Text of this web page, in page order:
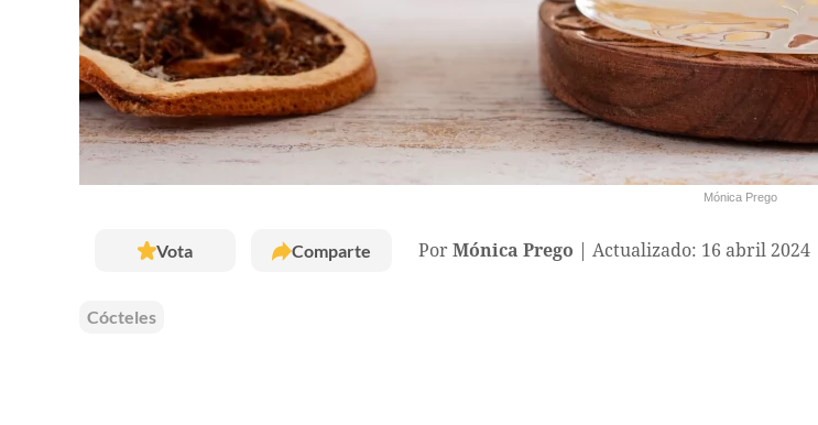
Mónica Prego
Vota Comparte Por Mónica Prego Actualizado: 16 abril 2024
Cócteles